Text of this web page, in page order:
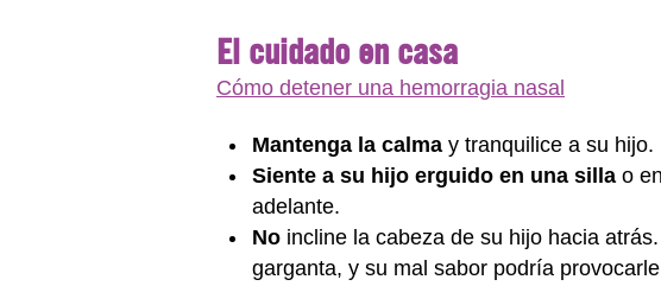
El cuidado en casa
Cómo detener una hemorragia nasal
Mantenga la calma y tranquilice a su hijo.
Siente a su hijo erguido en una silla o
adelante.
No incline la cabeza de su hijo hacia
garganta, y su mal sabor podría